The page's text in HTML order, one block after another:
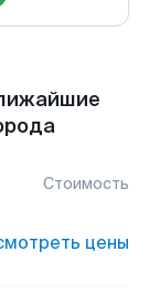
Стоимость
цены